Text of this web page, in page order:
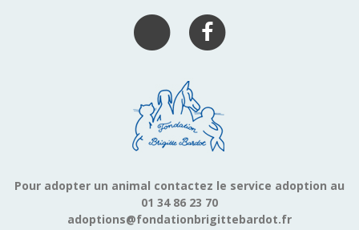
Pour adopter un animal contactez le service adoption au
01 34 86 23 70
adoptions@fondationbrigittebardot.fr